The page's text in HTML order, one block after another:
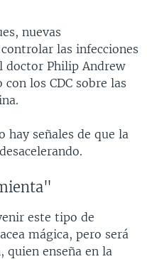
nuevas
las infecciones
doctor Philip Andrew
los CDC sobre las
hay señales de que la
este tipo de
mágica, pero será
enseña en la